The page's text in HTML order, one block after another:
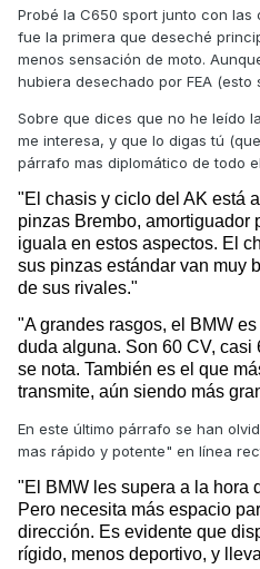
comprobar la elección que
compradores de estos tres
que de verdad le importa,
inequívoco del "acierto" que
producto.
Probé la C650 sport junto con
fue la primera que deseché
menos sensación de moto.
hubiera desechado por FEA (esto
Sobre que dices que no he leído
me interesa, y que lo digas tú
párrafo mas diplomático de todo
"El chasis y ciclo del AK está
pinzas Brembo, amortiguador
iguala en estos aspectos. El
sus pinzas estándar van muy
de sus rivales."
"A grandes rasgos, el BMW
duda alguna. Son 60 CV, casi
se nota. También es el que
transmite, aún siendo más
En este último párrafo se han
mas rápido y potente" en línea
"El BMW les supera a la hora
Pero necesita más espacio
dirección. Es evidente que
rígido, menos deportivo, y